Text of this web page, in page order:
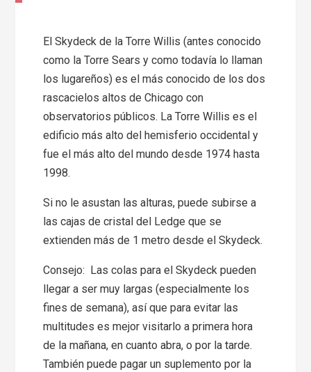
El Skydeck de la Torre Willis (antes conocido
como la Torre Sears y como todavía lo llaman
los lugareños) es el más conocido de los dos
rascacielos altos de Chicago con
observatorios públicos. La Torre Willis es el
edificio más alto del hemisferio occidental y
fue el más alto del mundo desde 1974 hasta
1998.
Si no le asustan las alturas, puede subirse a
las cajas de cristal del Ledge que se
extienden más de 1 metro desde el Skydeck.
Consejo: Las colas para el Skydeck pueden
llegar a ser muy largas (especialmente los
fines de semana), así que para evitar las
multitudes es mejor visitarlo a primera hora
de la mañana, en cuanto abra, o por la tarde.
También puede pagar un suplemento por la